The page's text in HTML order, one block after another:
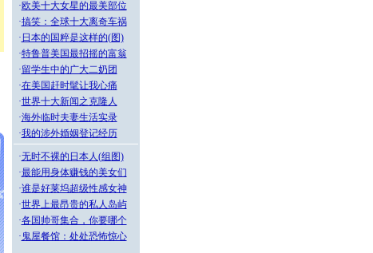
·欧美十大女星的最美部位
·搞笑：全球十大离奇车祸
· 日本的国粹是这样的(图)
·特鲁普美国最招摇的富翁
·留学生中的广大二奶团
·在美国赶时髦让我心痛
·世界十大新闻之克隆人
·海外临时夫妻生活实录
·我的涉外婚姻登记经历
·无时不裸的日本人(组图)
·最能用身体赚钱的美女们
·谁是好莱坞超级性感女神
·世界上最昂贵的私人岛屿
·各国帅哥集合，你要哪个
· 鬼屋餐馆：处处恐怖惊心